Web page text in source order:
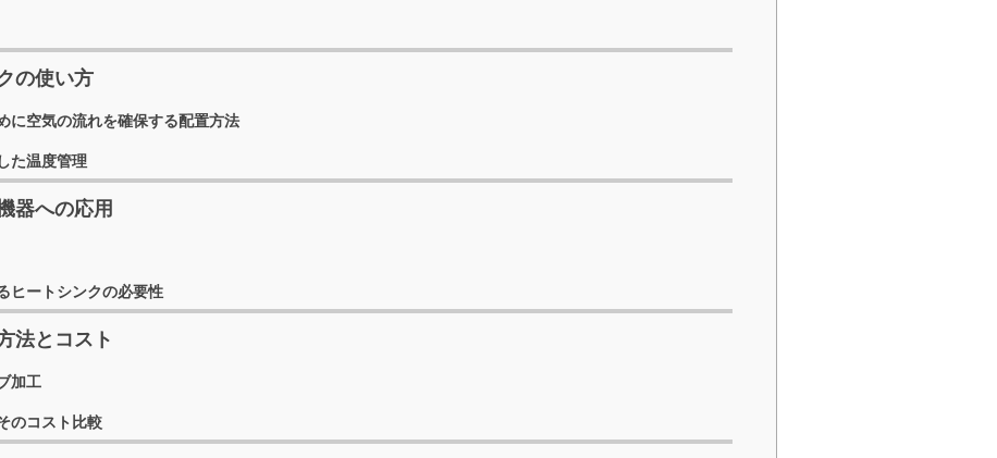
の使い方
に空気の流れを確保する配置方法
た温度管理
器への応用
ヒートシンクの必要性
法とコスト
加工
のコスト比較